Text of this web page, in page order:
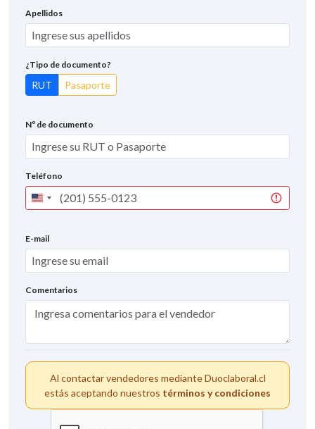
Apellidos
¿Tipo de documento?
RUT Pasaporte
Nº de documento
Teléfono
United
States
E-mail
Comentarios
Al contactar vendedores mediante Duoclaboral.cl
estás aceptando nuestros términos y condiciones